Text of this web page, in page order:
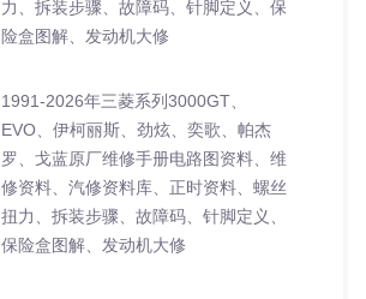
力、拆装步骤、故障码、针脚定义、保
险盒图解、发动机大修
1991-2026年三菱系列3000GT、
EVO、伊柯丽斯、劲炫、奕歌、帕杰
罗、戈蓝原厂维修手册电路图资料、维
修资料、汽修资料库、正时资料、螺丝
扭力、拆装步骤、故障码、针脚定义、
保险盒图解、发动机大修